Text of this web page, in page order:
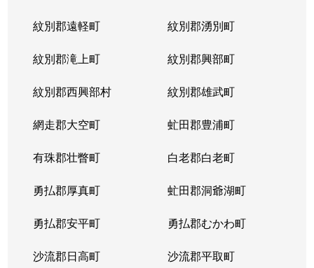
紋別郡遠軽町 紋別郡湧別町
紋別郡滝上町 紋別郡興部町
紋別郡西興部村 紋別郡雄武町
網走郡大空町 虻田郡豊浦町
有珠郡壮瞥町 白老郡白老町
勇払郡厚真町 虻田郡洞爺湖町
勇払郡安平町 勇払郡むかわ町
沙流郡日高町 沙流郡平取町